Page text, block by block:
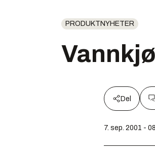
PRODUKTNYHETER
Del
7. sep. 2001 -